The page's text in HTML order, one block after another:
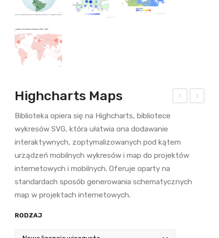
Sto
Highcharts Maps
Biblioteka opiera się na Highcharts, bibliotece
wykresów SVG, która ułatwia ona dodawanie
interaktywnych, zoptymalizowanych pod kątem
urządzeń mobilnych wykresów i map do projektów
internetowych i mobilnych. Oferuje oparty na
standardach sposób generowania schematycznych
map w projektach internetowych.
RODZAJ